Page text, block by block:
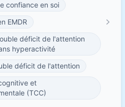
confiance en soi
EMDR
déficit de l'attention
hyperactivité
déficit de l'attention
et
(TCC)